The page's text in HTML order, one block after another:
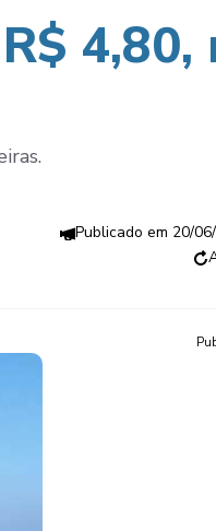
4,80,
20/